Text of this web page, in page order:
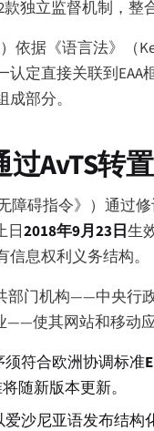
款独立监督机制，
）依据《语言法》（
定直接关联到
部分。
AvTS转
障碍指令》）通过
日2018年9月23日生
息权利义务结构。
部门机构——中央
使其网站和移动
符合欧洲协调标准
随新版本更新。
沙尼亚语发布结构